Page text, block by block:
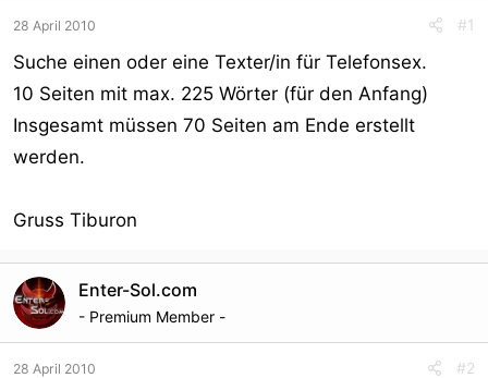
s
t
r
t
t
m
28 April 2010 #1
Suche einen oder eine Texter/in für Telefonsex.
10 Seiten mit max. 225 Wörter (für den Anfang)
Insgesamt müssen 70 Seiten am Ende erstellt
werden.
Gruss Tiburon
Enter-Sol.com
- Premium Member -
28 April 2010 #2